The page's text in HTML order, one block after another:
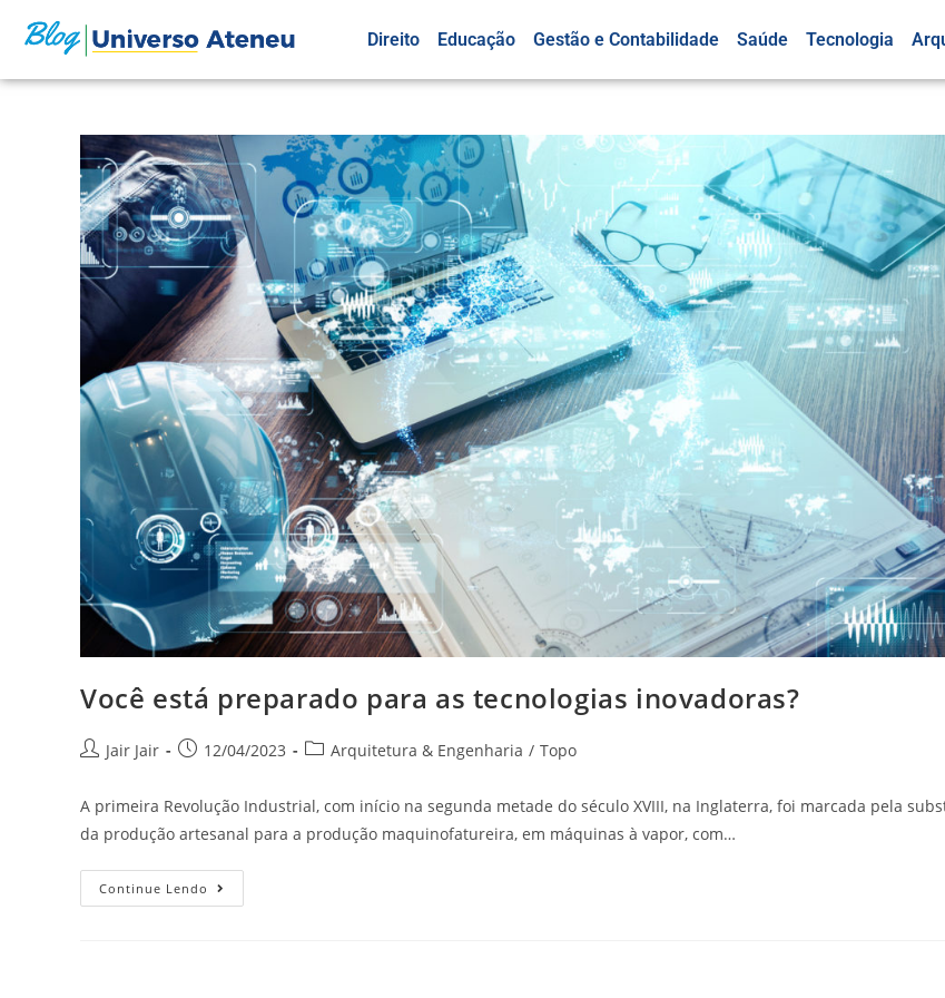
Direito Educação Gestão e Contabilidade Saúde Tecnologia
Você está preparado para as tecnologias inovadoras?
Jair Jair 12/04/2023 Arquitetura & Engenharia / Topo
A primeira Revolução Industrial, com início na segunda metade do século XVIII, na Inglaterra, foi marcada pela
da produção artesanal para a produção maquinofatureira, em máquinas à vapor, com…
Continue Lendo